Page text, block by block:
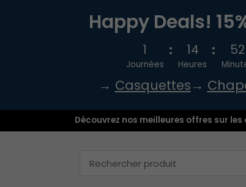
Happy Deals!
1
Journées
14
Heures
52
→ Casquettes→
Découvrez nos meilleures offres sur